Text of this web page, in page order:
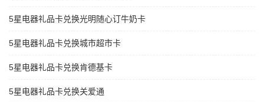
5星电器礼品卡兑换光明随心订牛奶卡
5星电器礼品卡兑换城市超市卡
5星电器礼品卡兑换肯德基卡
5星电器礼品卡兑换关爱通